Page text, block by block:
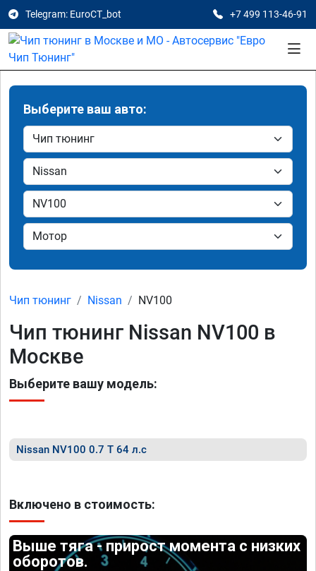
Telegram: EuroCT_bot +7 499 113-46-91
Выберите ваш авто:
Чип тюнинг Nissan NV100
Чип тюнинг Nissan NV100 в
Москве
Выберите вашу модель:
Nissan NV100 0.7 T 64 л.с
Включено в стоимость:
Выше тяга - прирост момента с низких
оборотов.